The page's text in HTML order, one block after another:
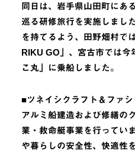
同日は、岩手県山田町にあ
巡る研修旅行を実施しまし
を持てるよう、田野畑村で
RIKU GO」、宮古市では今
こ丸」に乗船しました。
■ツネイシクラフト＆ファ
アルミ船建造および修繕の
業・救命艇事業を行ってい
や暮らしの安全性、快適性